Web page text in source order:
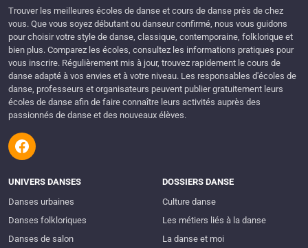
Trouver les meilleures écoles de danse et cours de danse près de chez
vous. Que vous soyez débutant ou danseur confirmé, nous vous guidons
pour choisir votre style de danse, classique, contemporaine, folklorique et
bien plus. Comparez les écoles, consultez les informations pratiques pour
vous inscrire. Régulièrement mis à jour, trouvez rapidement le cours de
danse adapté à vos envies et à votre niveau. Les responsables d'écoles de
danse, professeurs et organisateurs peuvent publier gratuitement leurs
écoles de danse afin de faire connaître leurs activités auprès des
passionnés de danse et des nouveaux élèves.
UNIVERS DANSES
Danses urbaines
Danses folkloriques
Danses de salon
DOSSIERS DANSE
Culture danse
Les métiers liés à la danse
La danse et moi